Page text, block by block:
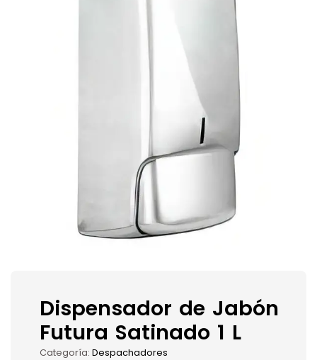
Dispensador de Jabón
Futura Satinado 1 L
Categoría: Despachadores